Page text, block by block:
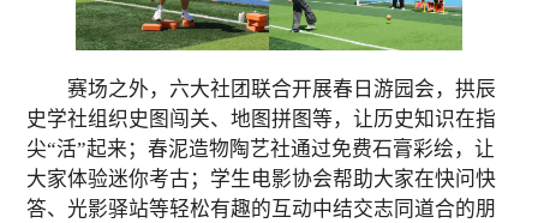
赛场之外，六大社团联合开展春日游园会，拱辰
史学社组织史图闯关、地图拼图等，让历史知识在指
尖“活”起来；春泥造物陶艺社通过免费石膏彩绘，让
大家体验迷你考古；学生电影协会帮助大家在快问快
答、光影驿站等轻松有趣的互动中结交志同道合的朋